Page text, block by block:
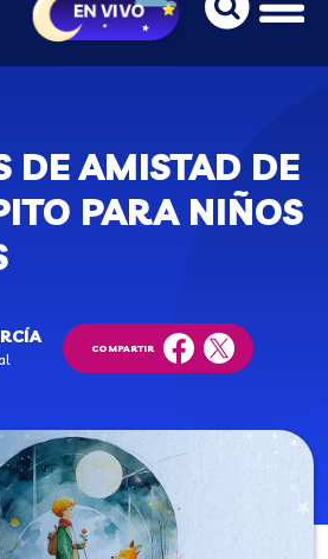
DE AMISTAD DE
PARA NIÑOS
COMPARTIR